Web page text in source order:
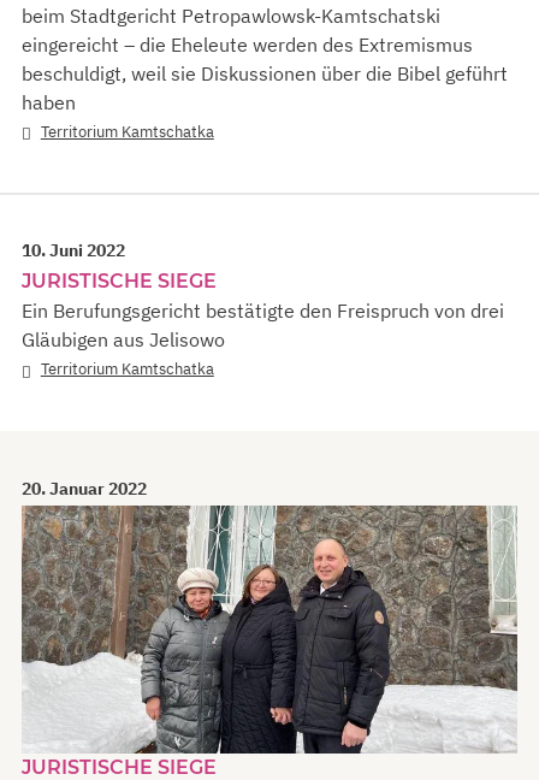
beim Stadtgericht Petropawlowsk-Kamtschatski
eingereicht – die Eheleute werden des Extremismus
beschuldigt, weil sie Diskussionen über die Bibel geführt
haben
Territorium Kamtschatka
10. Juni 2022
JURISTISCHE SIEGE
Ein Berufungsgericht bestätigte den Freispruch von drei
Gläubigen aus Jelisowo
Territorium Kamtschatka
20. Januar 2022
JURISTISCHE SIEGE